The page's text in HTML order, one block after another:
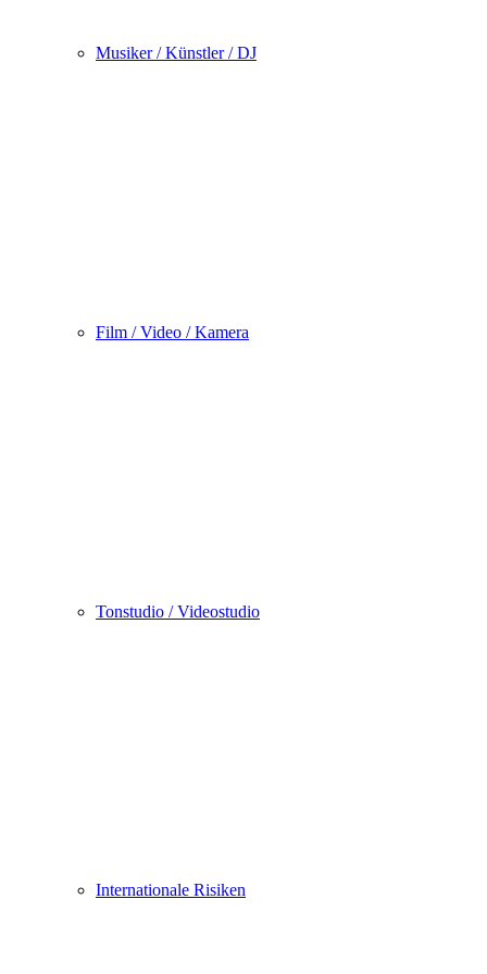
Musiker / Künstler / DJ
Film / Video / Kamera
Tonstudio / Videostudio
Internationale Risiken